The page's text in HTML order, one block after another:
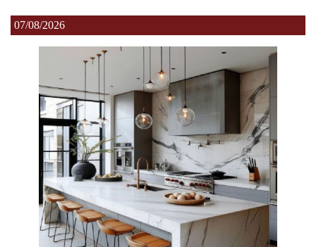
07/08/2026